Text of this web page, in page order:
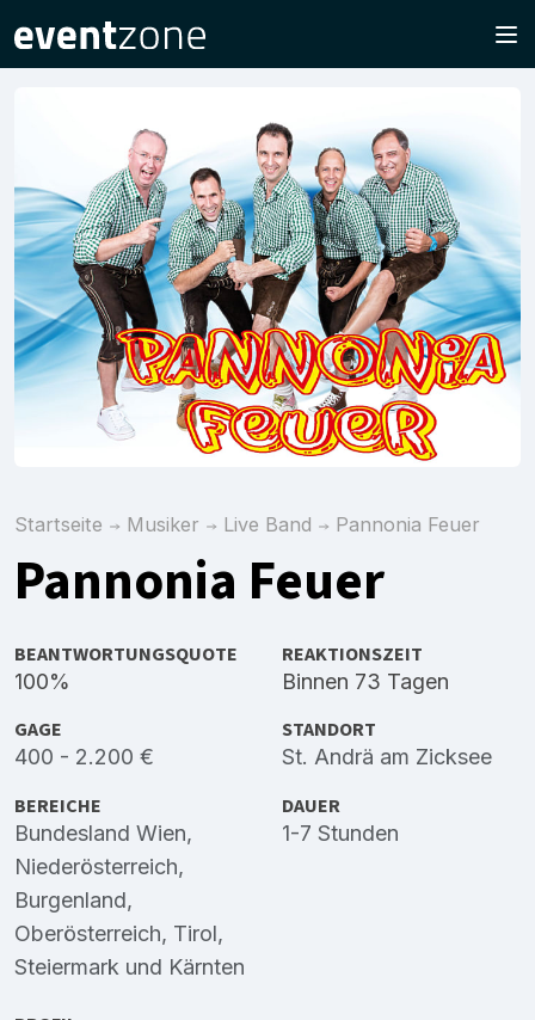
Startseite Musiker Live Band Pannonia Feuer
Pannonia Feuer
BEANTWORTUNGSQUOTE
100%
REAKTIONSZEIT
Binnen 73 Tagen
GAGE
400 - 2.200 €
STANDORT
St. Andrä am Zicksee
BEREICHE
Bundesland Wien,
Niederösterreich,
Burgenland,
Oberösterreich, Tirol,
Steiermark und Kärnten
DAUER
1-7 Stunden